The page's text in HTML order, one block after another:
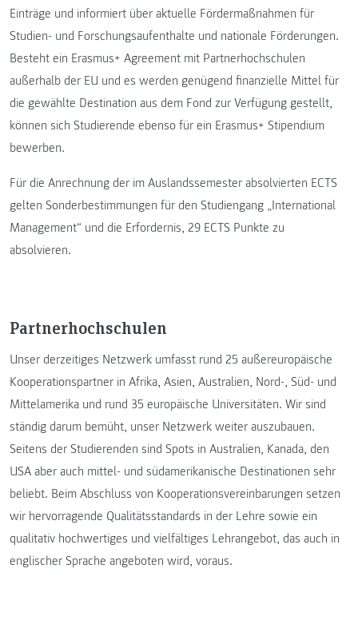
Einträge und informiert über aktuelle Fördermaßnahmen für
Studien- und Forschungsaufenthalte und nationale Förderungen.
Besteht ein Erasmus+ Agreement mit Partnerhochschulen
außerhalb der EU und es werden genügend finanzielle Mittel für
die gewählte Destination aus dem Fond zur Verfügung gestellt,
können sich Studierende ebenso für ein Erasmus+ Stipendium
bewerben.
Für die Anrechnung der im Auslandssemester absolvierten ECTS
gelten Sonderbestimmungen für den Studiengang „International
Management“ und die Erfordernis, 29 ECTS Punkte zu
absolvieren.
Partnerhochschulen
Unser derzeitiges Netzwerk umfasst rund 25 außereuropäische
Kooperationspartner in Afrika, Asien, Australien, Nord-, Süd- und
Mittelamerika und rund 35 europäische Universitäten. Wir sind
ständig darum bemüht, unser Netzwerk weiter auszubauen.
Seitens der Studierenden sind Spots in Australien, Kanada, den
USA aber auch mittel- und südamerikanische Destinationen sehr
beliebt. Beim Abschluss von Kooperationsvereinbarungen setzen
wir hervorragende Qualitätsstandards in der Lehre sowie ein
qualitativ hochwertiges und vielfältiges Lehrangebot, das auch in
englischer Sprache angeboten wird, voraus.